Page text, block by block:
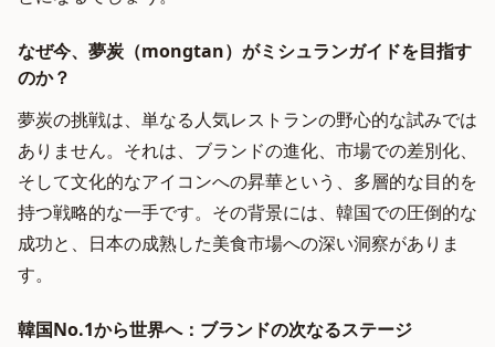
なぜ今、夢炭（mongtan）がミシュランガイドを目指す
のか？
夢炭の挑戦は、単なる人気レストランの野心的な試みでは
ありません。それは、ブランドの進化、市場での差別化、
そして文化的なアイコンへの昇華という、多層的な目的を
持つ戦略的な一手です。その背景には、韓国での圧倒的な
成功と、日本の成熟した美食市場への深い洞察がありま
す。
韓国No.1から世界へ：ブランドの次なるステージ